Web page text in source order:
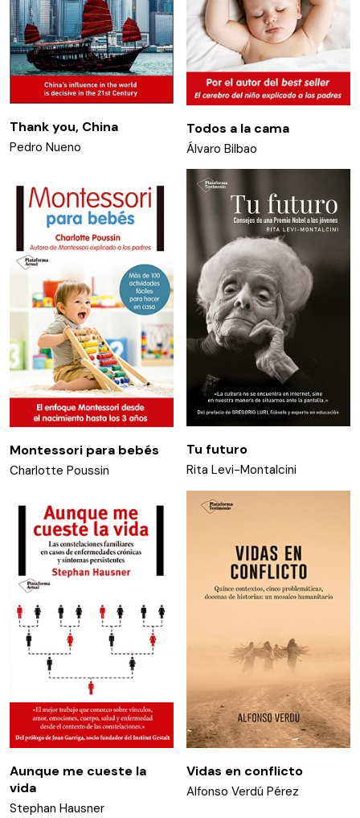
Thank you, China
Pedro Nueno
Todos a la cama
Álvaro Bilbao
Montessori para bebés
Charlotte Poussin
Tu futuro
Rita Levi-Montalcini
Aunque me cueste la
vida
Stephan Hausner
Vidas en conflicto
Alfonso Verdú Pérez